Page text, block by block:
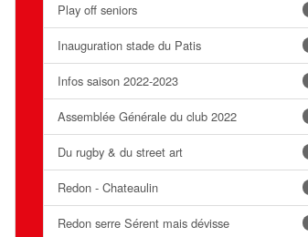
Play off seniors
Inauguration stade du Patis
Infos saison 2022-2023
Assemblée Générale du club 2022
Du rugby & du street art
Redon - Chateaulin
Redon serre Sérent mais dévisse